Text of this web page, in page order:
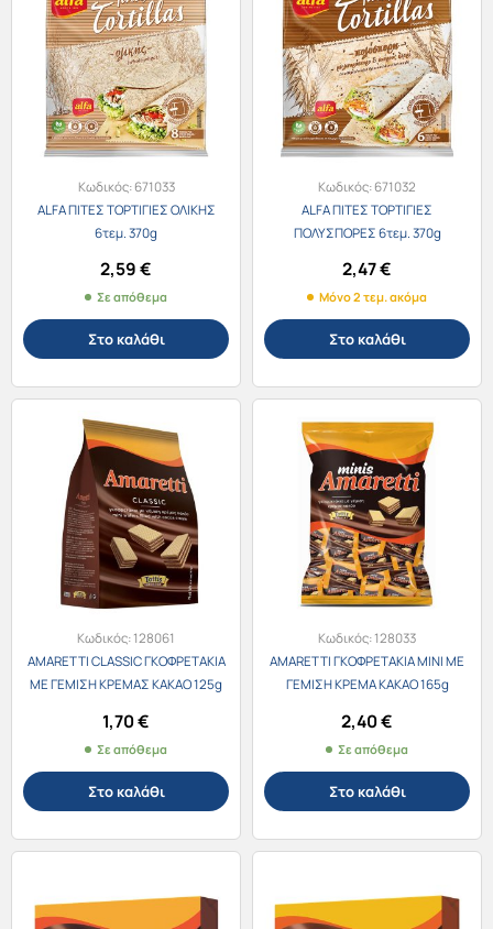
Κωδικός:671033
ALFA ΠΙΤΕΣ ΤΟΡΤΙΓΙΕΣ ΟΛΙΚΗΣ
6τεμ. 370g
2,59€
Σε απόθεμα
Στο καλάθι
Κωδικός:671032
ALFA ΠΙΤΕΣ ΤΟΡΤΙΓΙΕΣ
ΠΟΛΥΣΠΟΡΕΣ 6τεμ. 370g
2,47€
Μόνο 2 τεμ. ακόμα
Στο καλάθι
Κωδικός:128061
AMARETTI CLASSIC ΓΚΟΦΡΕΤΑΚΙΑ
ΜΕ ΓΕΜΙΣΗ ΚΡΕΜΑΣ ΚΑΚΑΟ 125g
1,70€
Σε απόθεμα
Στο καλάθι
Κωδικός:128033
AMARETTI ΓΚΟΦΡΕΤΑΚΙΑ MINI ΜΕ
ΓΕΜΙΣΗ ΚΡΕΜΑ ΚΑΚΑΟ 165g
2,40€
Σε απόθεμα
Στο καλάθι